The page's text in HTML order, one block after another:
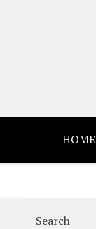
HOME
Search